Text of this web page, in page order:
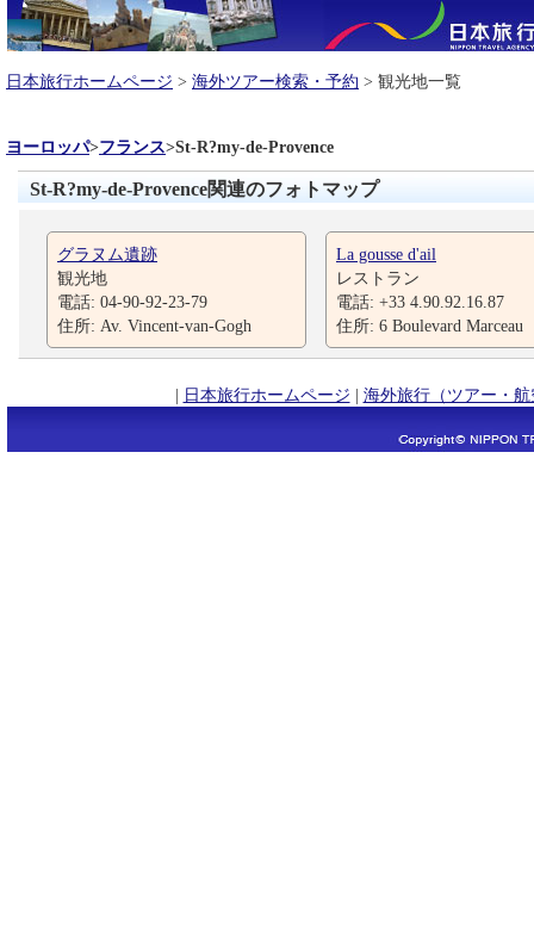
日本旅行ホームページ > 海外ツアー検索・予約 > 観光地一覧
ヨーロッパ>フランス>St-R?my-de-Provence
St-R?my-de-Provence関連のフォトマップ
グラヌム遺跡
観光地
電話: 04-90-92-23-79
住所: Av. Vincent-van-Gogh
La gousse d'ail
レストラン
電話: +33 4.90.92.16.87
住所: 6 Boulevard Marceau
| 日本旅行ホームページ | 海外旅行（ツアー・航